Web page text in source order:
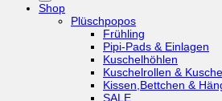
Shop
Plüschpopos
Frühling
Pipi-Pads & Einlagen
Kuschelhöhlen
Kuschelrollen &
Kissen,Bettchen &
SALE